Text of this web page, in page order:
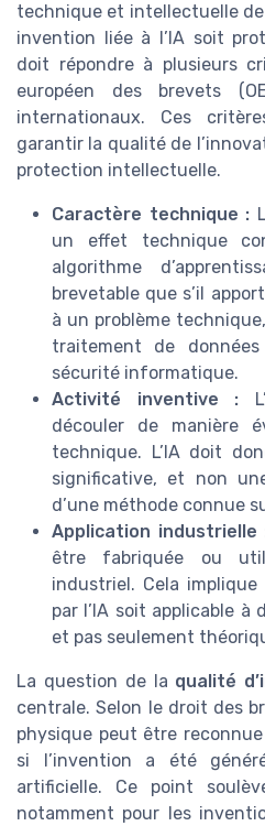
technique et intellectuelle de
invention liée à l’IA soit
doit répondre à plusieurs
européen des brevets
internationaux. Ces
garantir la qualité de
protection intellectuelle.
Caractère technique :
un effet technique
algorithme
brevetable que s’il
à un problème
traitement de
sécurité informatique.
Activité inventive :
découler de manière
technique. L’IA doit
significative, et non
d’une méthode connue
Application industrielle
être fabriquée ou
industriel. Cela
par l’IA soit applicable à
et pas seulement
La question de la qualité
centrale. Selon le droit des
physique peut être
si l’invention a été
artificielle. Ce point
notamment pour les